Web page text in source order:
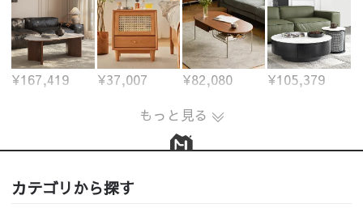
¥167,419 ¥37,007 ¥82,080
¥105,379
もっと見る
カテゴリから探す